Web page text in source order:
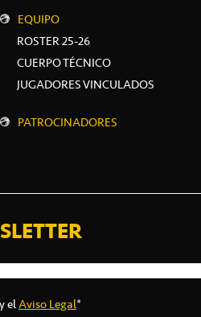
EQUIPO
ROSTER 25-26
CUERPO TÉCNICO
JUGADORES VINCULADOS
PATROCINADORES
y elAviso Legal*